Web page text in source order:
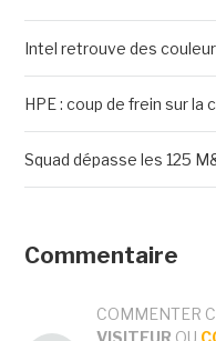
Intel retrouve des
HPE : coup de frein sur
Squad dépasse les 125
Commentaire
COMMENTER
VISITEUR OU